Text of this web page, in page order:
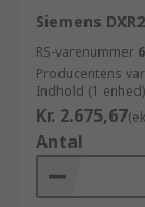
Siemens DXR2
RS-varenummer
Producentens
Indhold (1 enhed)
Kr. 2.675,67
Antal